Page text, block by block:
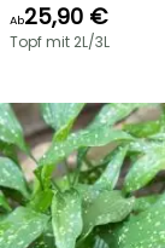
Ab25,90 €
Topf mit 2L/3L